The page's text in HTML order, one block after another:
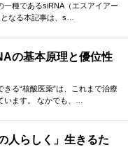
種であるsiRNA（エスアイアー
なる本記事は、s…
の基本原理と優位性
る“核酸医薬”は、これまで治療
います。 なかでも、…
人らしく」生きるた